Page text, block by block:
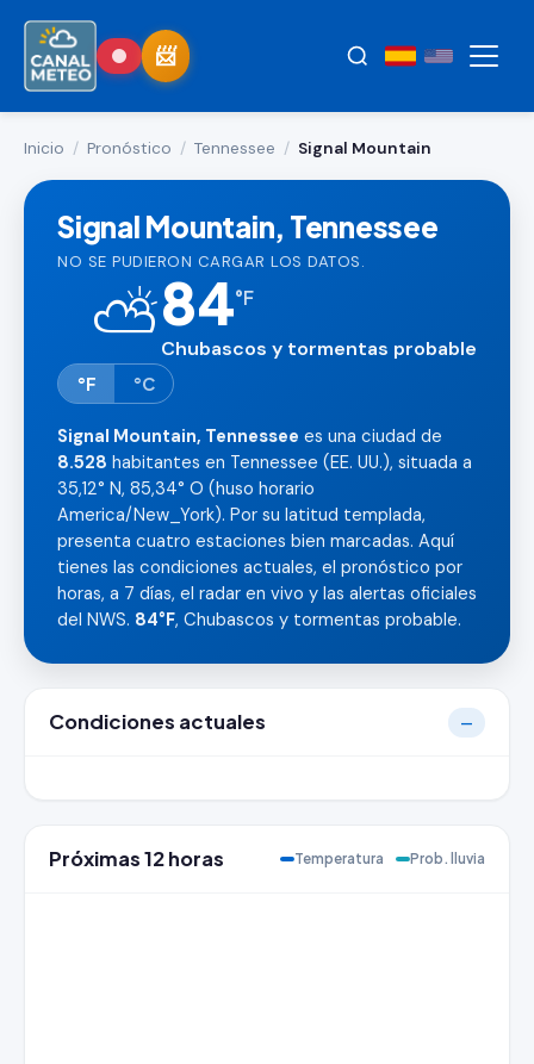
Inicio / Pronóstico / Tennessee / Signal Mountain
Signal Mountain, Tennessee
NO SE PUDIERON CARGAR LOS DATOS.
⛅84°F
Chubascos y tormentas probable
°F °C
Signal Mountain, Tennessee es una ciudad de
8.528 habitantes en Tennessee (EE. UU.), situada a
35,12° N, 85,34° O (huso horario
America/New_York). Por su latitud templada,
presenta cuatro estaciones bien marcadas. Aquí
tienes las condiciones actuales, el pronóstico por
horas, a 7 días, el radar en vivo y las alertas oficiales
del NWS. 84°F, Chubascos y tormentas probable.
Condiciones actuales —
Próximas 12 horas Temperatura Prob. lluvia